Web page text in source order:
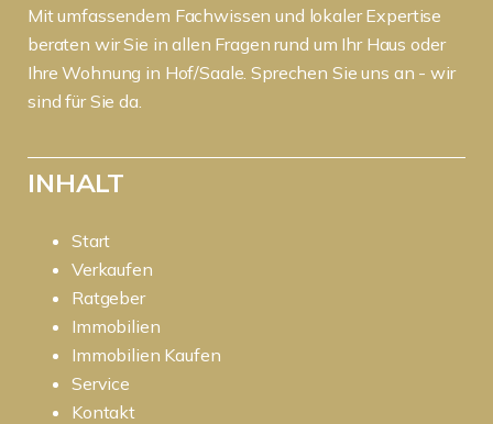
Mit umfassendem Fachwissen und lokaler Expertise
beraten wir Sie in allen Fragen rund um Ihr Haus oder
Ihre Wohnung in Hof/Saale. Sprechen Sie uns an - wir
sind für Sie da.
INHALT
Start
Verkaufen
Ratgeber
Immobilien
Immobilien Kaufen
Service
Kontakt